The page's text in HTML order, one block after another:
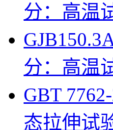
分：高温
分：高温
GBT
态拉伸试